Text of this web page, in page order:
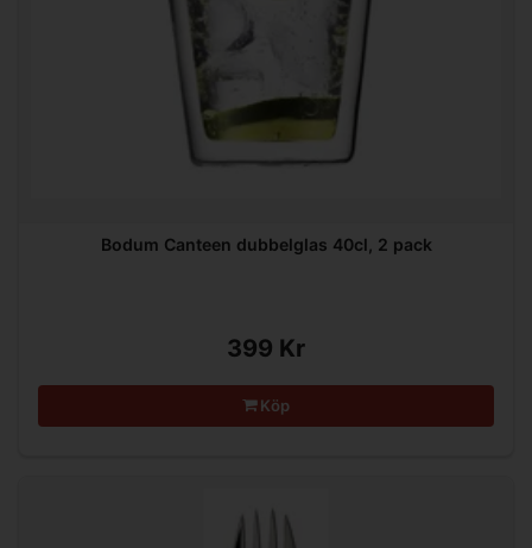
Bodum Canteen dubbelglas 40cl, 2 pack
399 Kr
Köp